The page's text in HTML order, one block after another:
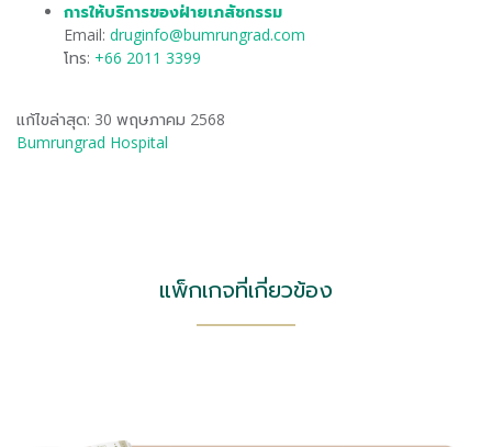
การให้บริการของฝ่ายเภสัชกรรม
Email: druginfo@bumrungrad.com
โทร: +66 2011 3399
แก้ไขล่าสุด: 30 พฤษภาคม 2568
Bumrungrad Hospital
แพ็กเกจที่เกี่ยวข้อง